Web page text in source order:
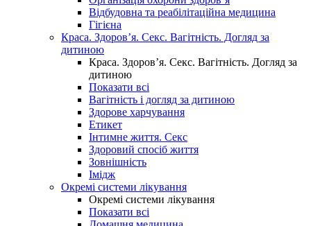
Відбудовна та реабілітаційна медицина
Гігієна
Краса. Здоров’я. Секс. Вагітність. Догляд за
дитиною
Краса. Здоров’я. Секс. Вагітність. Догляд за
дитиною
Показати всі
Вагітність і догляд за дитиною
Здорове харчування
Етикет
Інтимне життя. Секс
Здоровий спосіб життя
Зовнішність
Імідж
Окремі системи лікування
Окремі системи лікування
Показати всі